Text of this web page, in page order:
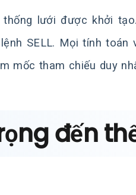
lưới được khởi
SELL. Mọi tính toán
mốc tham chiếu duy
đến